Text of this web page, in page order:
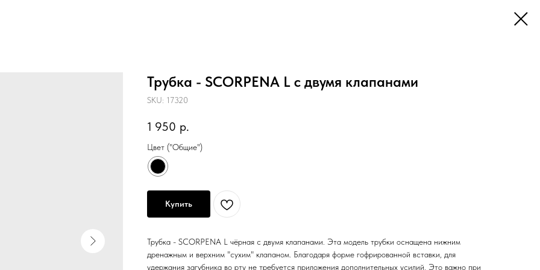
Трубка - SCORPENA L с двумя клапанами
SKU: 17320
1 950 р.
Цвет ("Общие")
Купить
Трубка - SCORPENA L чёрная с двумя клапанами. Эта модель трубки оснащена нижним
дренажным и верхним "сухим" клапаном. Благодаря форме гофрированной вставки, для
удержания загубника во рту не требуется приложения дополнительных усилий. Это важно при